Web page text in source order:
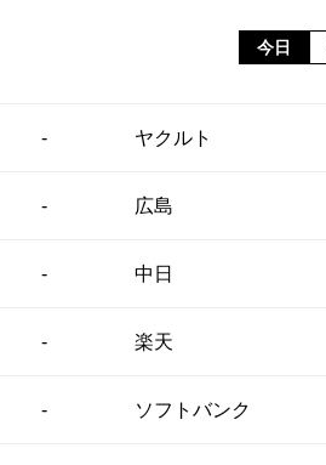
今日
- ヤクルト
- 広島
- 中日
- 楽天
- ソフトバンク